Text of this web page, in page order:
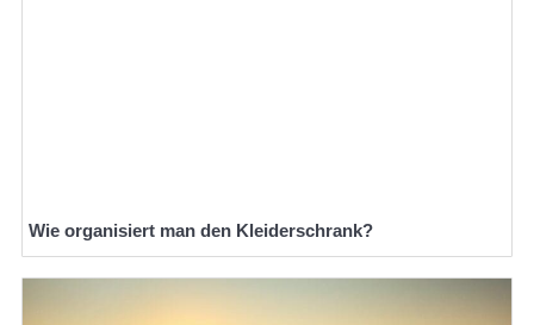
Wie organisiert man den Kleiderschrank?